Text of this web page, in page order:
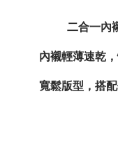
二合一內
內襯輕薄速乾
寬鬆版型，搭